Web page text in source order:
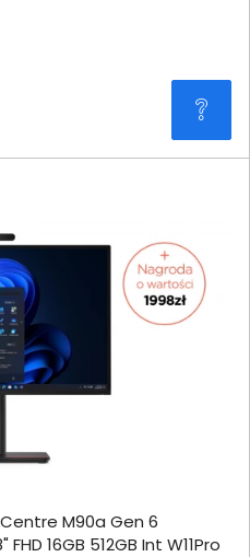
M90a Gen 6
16GB 512GB Int W11Pro